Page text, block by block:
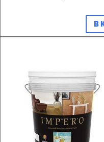
В